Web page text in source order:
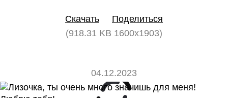
Скачать
Поделиться
(918.31 KB 1600x1903)
04.12.2023